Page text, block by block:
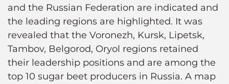
and the Russian Federation are indicated and
the leading regions are highlighted. It was
revealed that the Voronezh, Kursk, Lipetsk,
Tambov, Belgorod, Oryol regions retained
their leadership positions and are among the
top 10 sugar beet producers in Russia. A map